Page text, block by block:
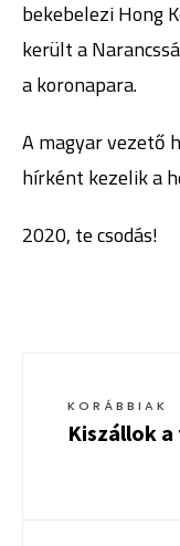
bekebelezi Hong
került a
a koronapara.
A magyar vezető
hírként kezelik a
2020, te csodás!
KORÁBBIAK
Kiszállok